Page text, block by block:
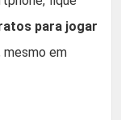
para jogar
em